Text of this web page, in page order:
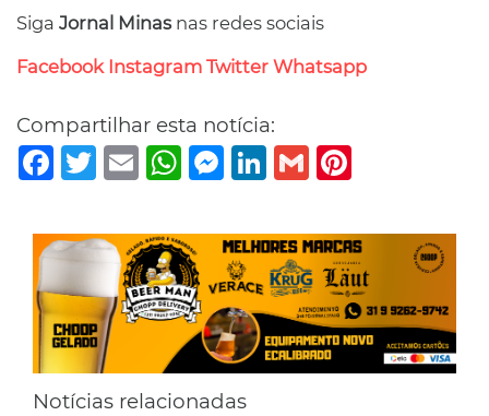
Siga Jornal Minasnas redes sociais
Facebook Instagram Twitter Whatsapp
Compartilhar esta notícia:
Facebook
TwitterEmail WhatsAppMessenger
LinkedIn
Gmail
Notícias relacionadas